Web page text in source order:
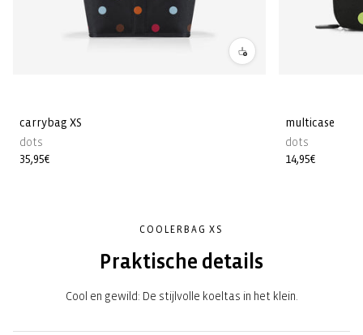
carrybag XS
dots
Normale
35,95€
multicase
dots
Normale
14,95€
COOLERBAG XS
Praktische details
Cool en gewild: De stijlvolle koeltas in het klein.